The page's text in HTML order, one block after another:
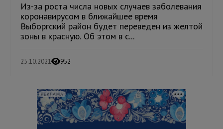
Из-за роста числа новых случаев заболевания
коронавирусом в ближайшее время
Выборгский район будет переведен из желтой
зоны в красную. Об этом в с...
25.10.2021 952
РЕКЛАМА